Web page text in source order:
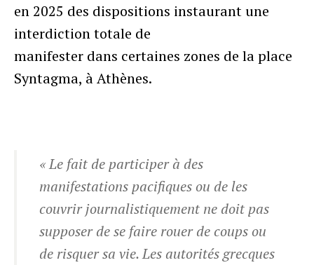
en 2025 des dispositions instaurant une
interdiction totale de
manifester dans certaines zones de la place
Syntagma, à Athènes.
« Le fait de participer à des
manifestations pacifiques ou de les
couvrir journalistiquement ne doit pas
supposer de se faire rouer de coups ou
de risquer sa vie. Les autorités grecques